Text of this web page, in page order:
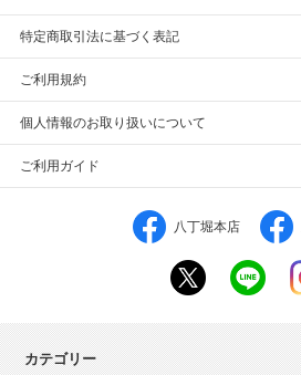
特定商取引法に基づく表記
ご利用規約
個人情報のお取り扱いについて
ご利用ガイド
八丁堀本店
カテゴリー